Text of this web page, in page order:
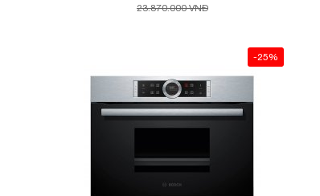
23.870.000 VNĐ
-25%